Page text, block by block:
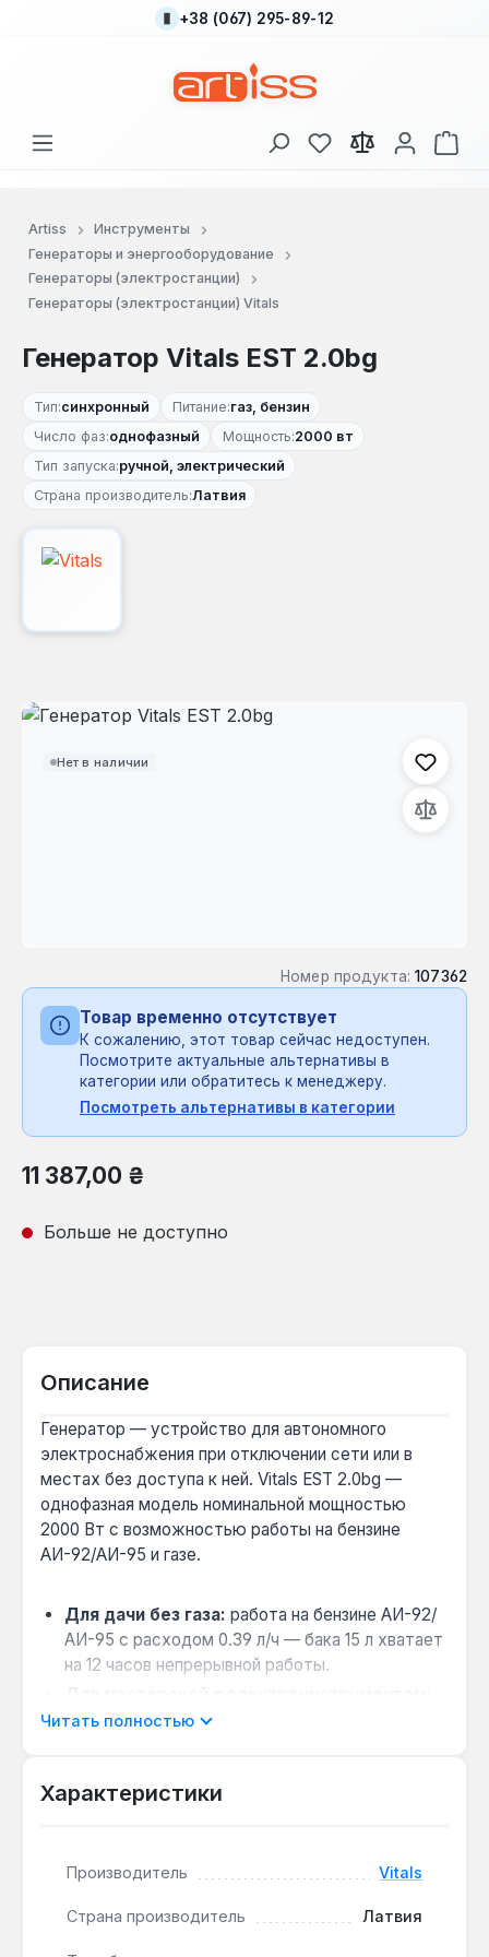
Перейти к основному содержанию
+38 (067) 295-89-12
У вас есть товары
В
Artiss
Инструменты
Генераторы и энергооборудование
Генераторы (электростанции)
Генераторы (электростанции) Vitals
Генератор Vitals EST 2.0bg
Тип:синхронный Питание:газ, бензин
Число фаз:однофазный Мощность:2000 вт
Тип запуска:ручной, электрический
Страна производитель:Латвия
Нет в наличии
Пропустить галерею изображений
Номер продукта: 107362
Товар временно отсутствует
К сожалению, этот товар сейчас недоступен.
Посмотрите актуальные альтернативы в
категории или обратитесь к менеджеру.
Посмотреть альтернативы в категории
Обычная цена:
11 387,00 ₴
Больше не доступно
Описание
Генератор — устройство для автономного
электроснабжения при отключении сети или в
местах без доступа к ней. Vitals EST 2.0bg —
однофазная модель номинальной мощностью
2000 Вт с возможностью работы на бензине
АИ-92/АИ-95 и газе.
Для дачи без газа: работа на бензине АИ-92/
АИ-95 с расходом 0.39 л/ч — бака 15 л хватает
на 12 часов непрерывной работы.
максимальная мощность 2200 Вт и
дрели или болгарки.
позволяет заряжать автомобильные батареи
Запуск в мороз до -15 °C: электрический
Читать полностью
Характеристики
Производитель Vitals
Страна производитель Латвия